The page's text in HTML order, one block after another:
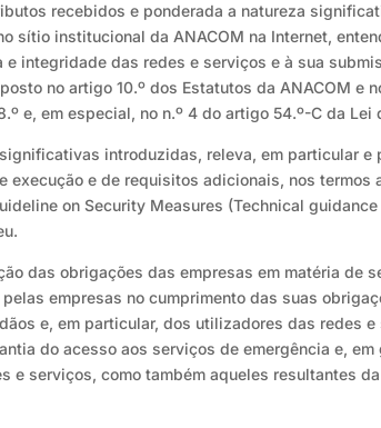
recebidos e ponderada a natureza
sítio institucional da ANACOM na Internet,
e integridade das redes e serviços e à sua
no artigo 10.º dos Estatutos da ANACOM
e, em especial, no n.º 4 do artigo 54.º-C da Lei
introduzidas, releva, em particular
execução e de requisitos adicionais, nos
on Security Measures (Technical
das obrigações das empresas em matéria de
empresas no cumprimento das suas
e, em particular, dos utilizadores das redes
do acesso aos serviços de emergência e,
e serviços, como também aqueles resultantes